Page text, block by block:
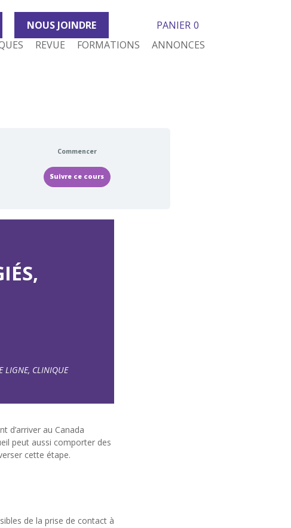
NOUS JOINDRE PANIER 0
REVUE FORMATIONS ANNONCES
Commencer
Suivre ce cours
LIGNE, CLINIQUE
d’arriver au Canada
peut aussi comporter des
cette étape.
de la prise de contact à